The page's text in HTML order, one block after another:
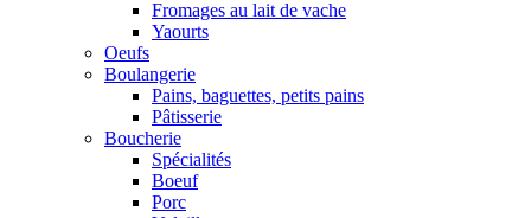
Fromages au lait de vache
Yaourts
Oeufs
Boulangerie
Pains, baguettes, petits pains
Pâtisserie
Boucherie
Spécialités
Boeuf
Porc